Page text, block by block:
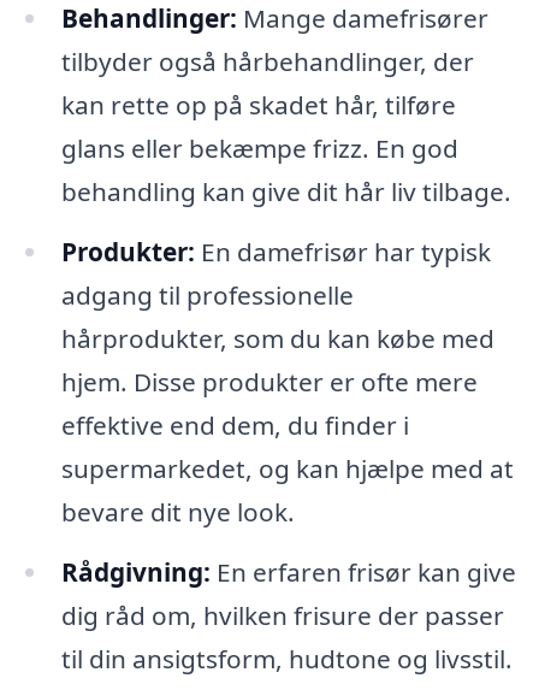
Behandlinger: Mange damefrisører
tilbyder også hårbehandlinger, der
kan rette op på skadet hår, tilføre
glans eller bekæmpe frizz. En god
behandling kan give dit hår liv tilbage.
Produkter: En damefrisør har typisk
adgang til professionelle
hårprodukter, som du kan købe med
hjem. Disse produkter er ofte mere
effektive end dem, du finder i
supermarkedet, og kan hjælpe med at
bevare dit nye look.
Rådgivning: En erfaren frisør kan give
dig råd om, hvilken frisure der passer
til din ansigtsform, hudtone og livsstil.